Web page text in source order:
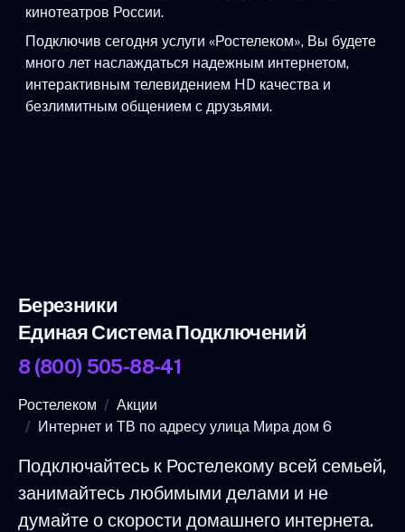
кинотеатров России.
Подключив сегодня услуги «Ростелеком», Вы будете
много лет наслаждаться надежным интернетом,
интерактивным телевидением HD качества и
безлимитным общением с друзьями.
Березники
Единая Система Подключений
8 (800) 505-88-41
Ростелеком
Акции
Интернет и ТВ по адресу улица Мира дом 6
Подключайтесь к Ростелекому всей семьей,
занимайтесь любимыми делами и не
думайте о скорости домашнего интернета.